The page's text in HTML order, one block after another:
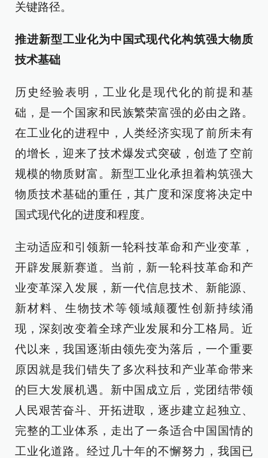
关键路径。
推进新型工业化为中国式现代化构筑强大物质
技术基础
历史经验表明，工业化是现代化的前提和基
础，是一个国家和民族繁荣富强的必由之路。
在工业化的进程中，人类经济实现了前所未有
的增长，迎来了技术爆发式突破，创造了空前
规模的物质财富。新型工业化承担着构筑强大
物质技术基础的重任，其广度和深度将决定中
国式现代化的进度和程度。
主动适应和引领新一轮科技革命和产业变革，
开辟发展新赛道。当前，新一轮科技革命和产
业变革深入发展，新一代信息技术、新能源、
新材料、生物技术等领域颠覆性创新持续涌
现，深刻改变着全球产业发展和分工格局。近
代以来，我国逐渐由领先变为落后，一个重要
原因就是我们错失了多次科技和产业革命带来
的巨大发展机遇。新中国成立后，党团结带领
人民艰苦奋斗、开拓进取，逐步建立起独立、
完整的工业体系，走出了一条适合中国国情的
工业化道路。经过几十年的不懈努力，我国已